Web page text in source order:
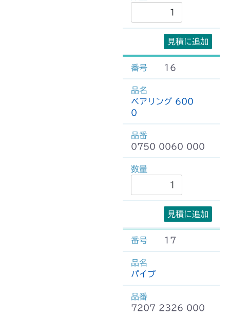
見積に追加
16
ベアリング 600
0
0750 0060 000
見積に追加
17
パイプ
7207 2326 000